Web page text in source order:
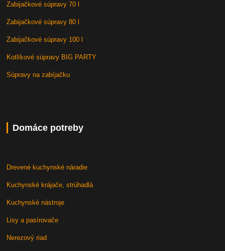
Zabijačkové súpravy 70 l
Zabijačkové súpravy 80 l
Zabijačkové súpravy 100 l
Kotlíkové súpravy BIG PARTY
Súpravy na zabíjačku
Domáce potreby
Drevené kuchynské náradie
Kuchynské krájače, strúhadlá
Kuchynské nástroje
Lisy a pasírovače
Nerezový riad